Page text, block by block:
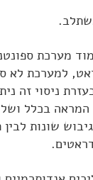
מערכת
למערכת לא
ניסוי זה
בכלל
שונות